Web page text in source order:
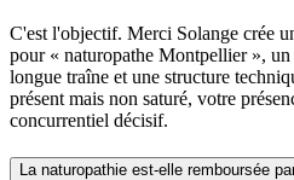
C'est l'objectif. Merci Solange crée
pour « naturopathe Montpellier »,
longue traîne et une structure
présent mais non saturé, votre
concurrentiel décisif.
La naturopathie est-elle remboursée